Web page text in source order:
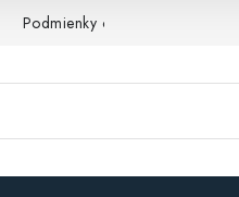
Podmienky ochrany osobných